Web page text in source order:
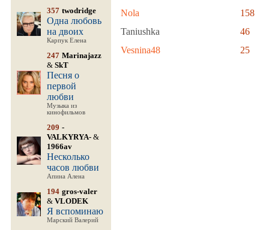
357 twodridge
Одна любовь
на двоих
Карпук Елена
247 Marinajazz
& SkT
Песня о
первой
любви
Музыка из
кинофильмов
209 -
VALKYRYA- &
1966av
Несколько
часов любви
Апина Алена
194 gros-valer
& VLODEK
Я вспоминаю
Марский Валерий
Nola
158
Taniushka
46
Vesnina48
25